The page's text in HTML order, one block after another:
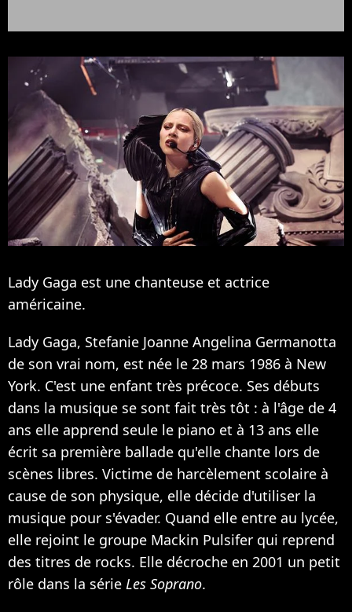
Lady Gaga est une chanteuse et actrice
américaine.
Lady Gaga, Stefanie Joanne Angelina Germanotta
de son vrai nom, est née le 28 mars 1986 à New
York. C'est une enfant très précoce. Ses débuts
dans la musique se sont fait très tôt : à l'âge de 4
ans elle apprend seule le piano et à 13 ans elle
écrit sa première ballade qu'elle chante lors de
scènes libres. Victime de harcèlement scolaire à
cause de son physique, elle décide d'utiliser la
musique pour s'évader. Quand elle entre au lycée,
elle rejoint le groupe Mackin Pulsifer qui reprend
des titres de rocks. Elle décroche en 2001 un petit
rôle dans la série Les Soprano.